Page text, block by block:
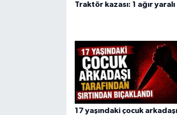
Traktör kazası: 1 ağır yaralı
17 yaşındaki çocuk arkadaşı